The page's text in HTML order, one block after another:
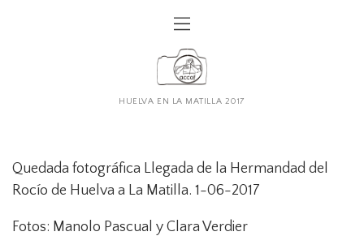
HUELVA EN LA MATILLA 2017
Quedada fotográfica Llegada de la Hermandad del
Rocío de Huelva a La Matilla. 1-06-2017
Fotos: Manolo Pascual y Clara Verdier